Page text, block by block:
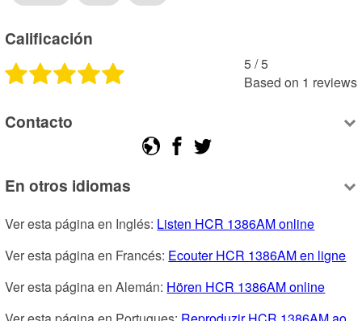
Calificación
5 /5
Based on 1 reviews
Contacto
En otros idiomas
Ver esta página en Inglés: Listen HCR 1386AM online
Ver esta página en Francés: Ecouter HCR 1386AM en ligne
Ver esta página en Alemán: Hören HCR 1386AM online